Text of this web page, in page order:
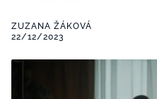
Seberozvoj
ZDRAVÍ
ZÁBAVA
ZUZANA ŽÁKOVÁ
22/12/2023